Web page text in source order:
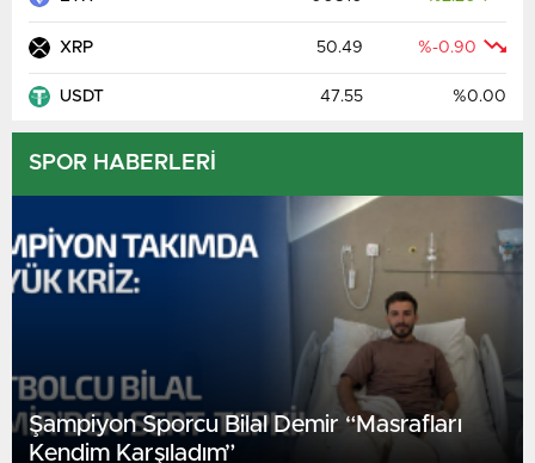
XRP 50.49 %-0.90
USDT 47.55 %0.00
SPOR HABERLERİ
Şampiyon Sporcu Bilal Demir “Masrafları
Kendim Karşıladım”